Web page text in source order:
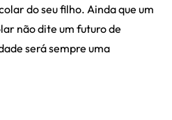
do seu filho. Ainda que um
não dite um futuro de
será sempre uma